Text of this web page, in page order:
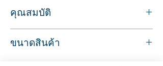
คุณสมบัติ
รุ่น INFINITE SHINE สีทาเล็บกึ่งเจล โทนสี
ขนาดสินค้า